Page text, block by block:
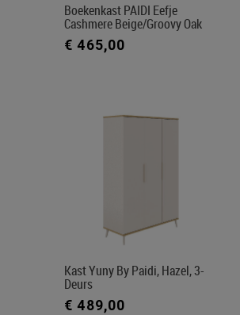
Boekenkast PAIDI Eefje
Cashmere Beige/Groovy Oak
€ 465,00
Kast Yuny By Paidi, Hazel, 3-
Deurs
€ 489,00